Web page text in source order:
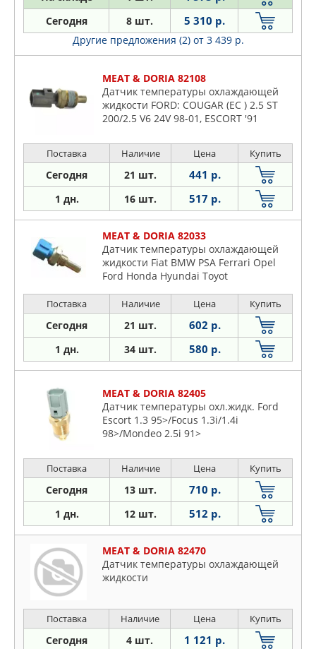
Сегодня 8 шт. 5 310 р.
Другие предложения (2) от 3 439 р.
MEAT & DORIA 82108
Датчик температуры охлаждающей
жидкости FORD: COUGAR (EC ) 2.5 ST
200/2.5 V6 24V 98-01, ESCORT '91
фургон (AVL) 1.4/1.8 Turbo D 95-,
ESCORT CLASSIC (
Поставка Наличие Цена Купить
Сегодня 21 шт. 441 р.
1 дн. 16 шт. 517 р.
MEAT & DORIA 82033
Датчик температуры охлаждающей
жидкости Fiat BMW PSA Ferrari Opel
Ford Honda Hyundai Toyot
Поставка Наличие Цена Купить
Сегодня 21 шт. 602 р.
1 дн. 34 шт. 580 р.
MEAT & DORIA 82405
Датчик температуры охл.жидк. Ford
Escort 1.3 95>/Focus 1.3i/1.4i
98>/Mondeo 2.5i 91>
Поставка Наличие Цена Купить
Сегодня 13 шт. 710 р.
1 дн. 12 шт. 512 р.
MEAT & DORIA 82470
Датчик температуры охлаждающей
жидкости
Поставка Наличие Цена Купить
Сегодня 4 шт. 1 121 р.